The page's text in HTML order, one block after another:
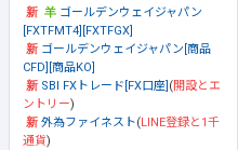
ゴールデンウェイジャパン
[FXTFMT4][FXTFGX]
ゴールデンウェイジャパン[商品
CFD][商品KO]
SBI FXトレード[FX口座] (開設とエ
ントリー)
外為ファイネスト(LINE登録と1千
通貨)